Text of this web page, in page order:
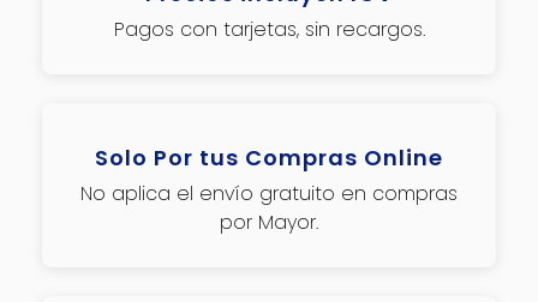
Pagos con tarjetas, sin recargos.
Solo Por tus Compras Online
No aplica el envío gratuito en compras
por Mayor.